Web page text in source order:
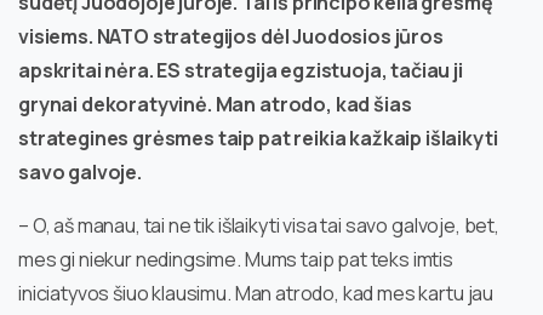
visiems. NATO strategijos dėl Juodosios jūros
apskritai nėra. ES strategija egzistuoja, tačiau ji
grynai dekoratyvinė. Man atrodo, kad šias
strategines grėsmes taip pat reikia kažkaip išlaikyti
savo galvoje.
– O, aš manau, tai ne tik išlaikyti visa tai savo galvoje, bet,
mes gi niekur nedingsime. Mums taip pat teks imtis
iniciatyvos šiuo klausimu. Man atrodo, kad mes kartu jau